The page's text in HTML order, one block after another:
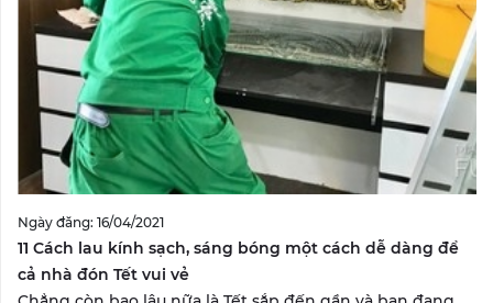
Ngày đăng: 16/04/2021
11 Cách lau kính sạch, sáng bóng một cách dễ dàng để
cả nhà đón Tết vui vẻ